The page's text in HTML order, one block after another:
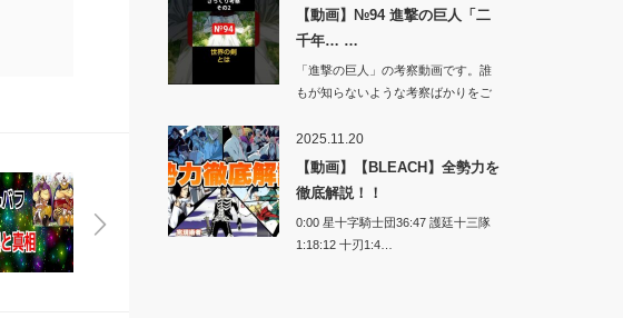
【動画】№94 進撃の巨人「二
千年… …
「進撃の巨人」の考察動画です。誰
もが知らないような考察ばかりをご
2025.11.20
【動画】【BLEACH】全勢力を
徹底解説！！
0:00 星十字騎士団36:47 護廷十三隊
1:18:12 十刃1:4…